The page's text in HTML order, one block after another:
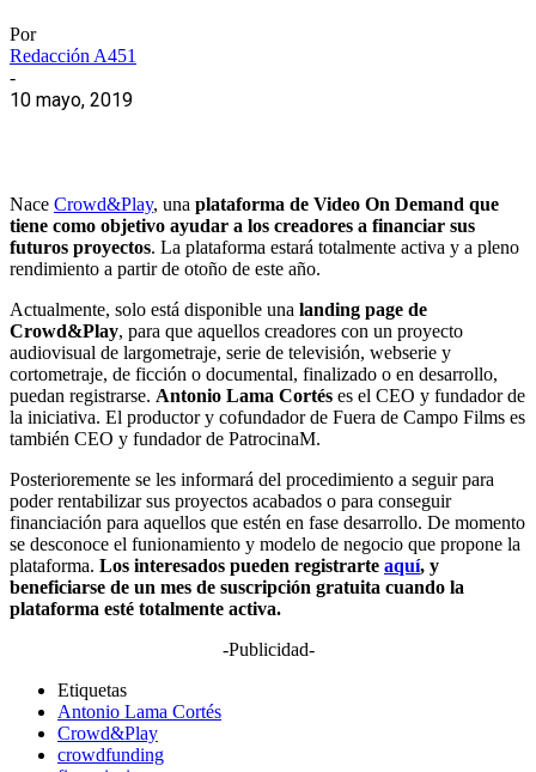
Por
Redacción A451
-
10 mayo, 2019
Nace Crowd&Play, una plataforma de Video On Demand que
tiene como objetivo ayudar a los creadores a financiar sus
futuros proyectos. La plataforma estará totalmente activa y a pleno
rendimiento a partir de otoño de este año.
Actualmente, solo está disponible una landing page de
Crowd&Play, para que aquellos creadores con un proyecto
audiovisual de largometraje, serie de televisión, webserie y
cortometraje, de ficción o documental, finalizado o en desarrollo,
puedan registrarse. Antonio Lama Cortés es el CEO y fundador de
la iniciativa. El productor y cofundador de Fuera de Campo Films es
también CEO y fundador de PatrocinaM.
Posterioremente se les informará del procedimiento a seguir para
poder rentabilizar sus proyectos acabados o para conseguir
financiación para aquellos que estén en fase desarrollo. De momento
se desconoce el funionamiento y modelo de negocio que propone la
plataforma. Los interesados pueden registrarte aquí, y
beneficiarse de un mes de suscripción gratuita cuando la
plataforma esté totalmente activa.
-Publicidad-
Etiquetas
Antonio Lama Cortés
Crowd&Play
crowdfunding